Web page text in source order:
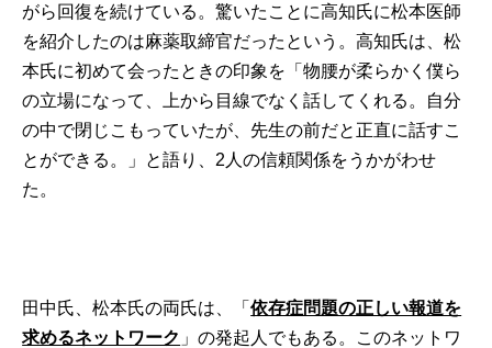
がら回復を続けている。驚いたことに高知氏に松本医師
を紹介したのは麻薬取締官だったという。高知氏は、松
本氏に初めて会ったときの印象を「物腰が柔らかく僕ら
の立場になって、上から目線でなく話してくれる。自分
の中で閉じこもっていたが、先生の前だと正直に話すこ
とができる。」と語り、2人の信頼関係をうかがわせ
た。
田中氏、松本氏の両氏は、「依存症問題の正しい報道を
求めるネットワーク 」の発起人でもある。このネットワ